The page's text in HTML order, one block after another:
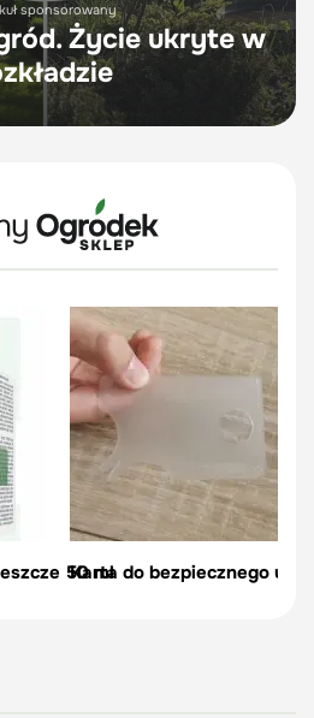
sponsorowany
Życie ukryte w
50 ml
Karta do bezpiecznego